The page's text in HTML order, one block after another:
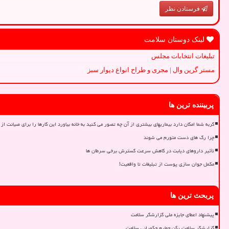
فرستادن نظر
لینک دوستان سلامت
تبلیغات انتخابات مجلس
مستر گرین وال | مجری و طراح انواع دیوار سبز
پربیننده ترین ها
گربه شما امکان دارد بیماریهای بیشتری از آن چه تصور می کنید به خانه بیاورد این کارها را برای صیانت
چرا رگ های دست متورم می شوند
تأثیر داروهای دیابت در کاهش سرعت گسترش برخی سرطان ها
مکمل جوان سازی پوست از تبلیغات تا واقعیت!
پربحث ترین ها
پیشنهاد اعطای جایزه ملی گزارشگر سلامت